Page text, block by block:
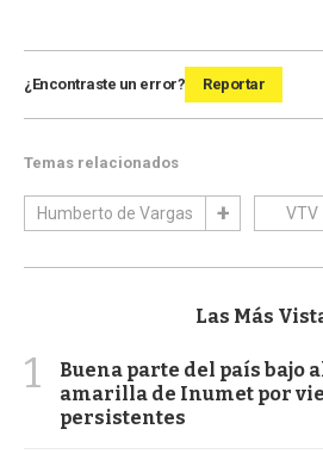
¿Encontraste un error? Reportar
Temas relacionados
Humberto de Vargas VTV
Las Más
1
Buena parte del país bajo
amarilla de Inumet por
persistentes